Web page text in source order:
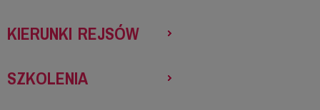
KIERUNKI REJSÓW
SZKOLENIA